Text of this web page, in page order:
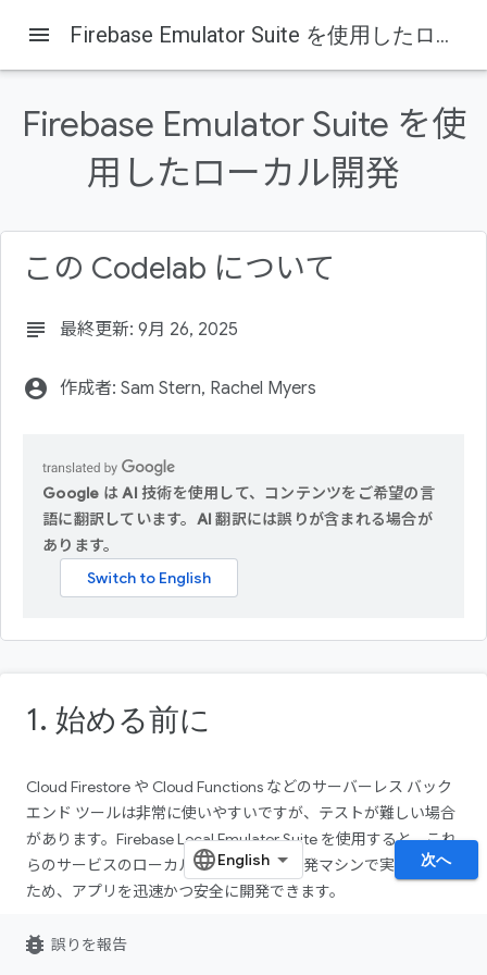
Firebase Firebase Codelabs
このページの内容
1. 始める前に
前提条件
2. 設定
menu Firebase Emulator Suite を使用したローカル開発
Firebase Emulator Suite を使
用したローカル開発
この Codelab について
subject 最終更新: 9月 26, 2025
account_circle 作成者: Sam Stern, Rachel Myers
Google は AI 技術を使用して、コンテンツをご希望の言
語に翻訳しています。AI 翻訳には誤りが含まれる場合が
あります。
1. 始める前に
Cloud Firestore や Cloud Functions などのサーバーレス バック
エンド ツールは非常に使いやすいですが、テストが難しい場合
があります。Firebase Local Emulator Suite を使用すると、これ
らのサービスのローカル バージョンを開発マシンで実行できる
ため、アプリを迅速かつ安全に開発できます。
前提条件
次へ
bug_report 誤りを報告